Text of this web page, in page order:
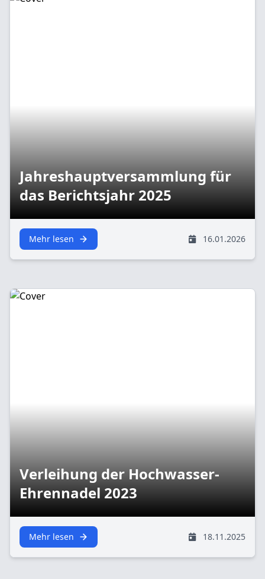
Jahreshauptversammlung für
das Berichtsjahr 2025
Mehr lesen 16.01.2026
Verleihung der Hochwasser-
Ehrennadel 2023
Mehr lesen 18.11.2025